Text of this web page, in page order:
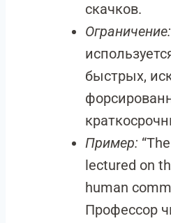
скачков.
Ограничение:
быстрых,
Пример:
lectured on
human
Профессор